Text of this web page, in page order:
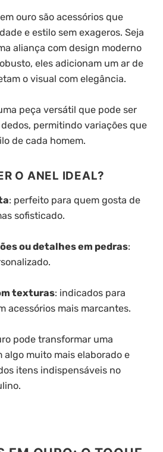
ouro são acessórios que
e estilo sem exageros. Seja
aliança com design moderno
eles adicionam um ar de
o visual com elegância.
peça versátil que pode ser
permitindo variações que
de cada homem.
O ANEL IDEAL?
: perfeito para quem gosta de
sofisticado.
ou detalhes em pedras:
texturas: indicados para
acessórios mais marcantes.
pode transformar uma
algo muito mais elaborado e
itens indispensáveis no